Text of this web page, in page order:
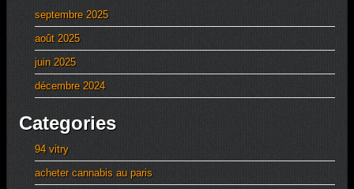
septembre 2025
août 2025
juin 2025
décembre 2024
Categories
94 vitry
acheter cannabis au paris